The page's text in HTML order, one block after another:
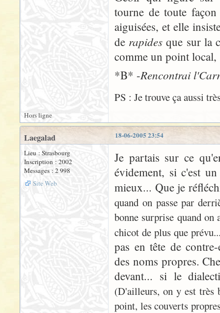
tourne de toute
aiguisées, et elle
de rapides que sur la
comme un point local,
*B* -Rencontrai
PS : Je trouve ça aussi
Hors ligne
18-06-2005 23:54
Laegalad
Lieu : Strasbourg
Inscription : 2002
Messages : 2 998
Site Web
Je partais sur ce
évidement, si c'est
mieux... Que je
quand on passe par
bonne surprise quand
chicot de plus que
pas en tête de
des noms propres.
devant... si le
(D'ailleurs, on y est très
point, les couverts